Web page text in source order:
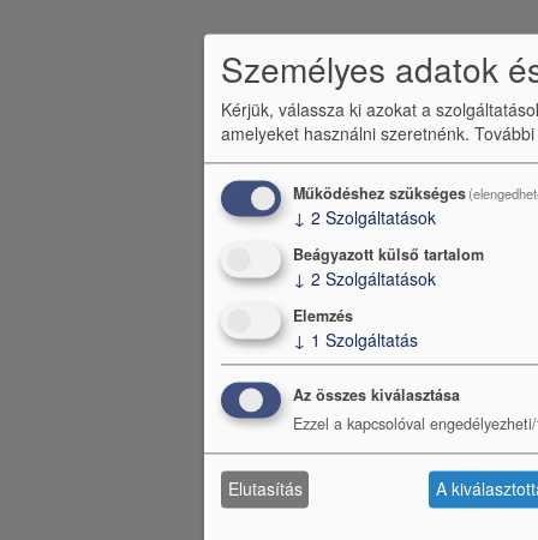
Személyes adatok
Kérjük, válassza ki azokat a
amelyeket használni szeretnénk.
Működéshez szükséges
↓ 2 Szolgáltatások
Beágyazott külső tartalom
↓ 2 Szolgáltatások
Elemzés
↓ 1 Szolgáltatás
Az összes kiválasztása
Ezzel a kapcsolóval
Elutasítás A